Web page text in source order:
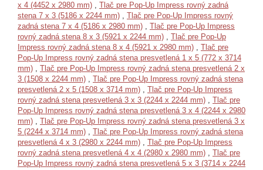
x 4 (4452 x 2980 mm) , Tlač pre Pop-Up Impress rovný zadná
stena 7 x 3 (5186 x 2244 mm) , Tlač pre Pop-Up Impress rovný
zadná stena 7 x 4 (5186 x 2980 mm) , Tlač pre Pop-Up Impress
rovný zadná stena 8 x 3 (5921 x 2244 mm) , Tlač pre Pop-Up
Impress rovný zadná stena 8 x 4 (5921 x 2980 mm) , Tlač pre
Pop-Up Impress rovný zadná stena presvetlená 1 x 5 (772 x 3714
mm) , Tlač pre Pop-Up Impress rovný zadná stena presvetlená 2 x
3 (1508 x 2244 mm) , Tlač pre Pop-Up Impress rovný zadná stena
presvetlená 2 x 5 (1508 x 3714 mm) , Tlač pre Pop-Up Impress
rovný zadná stena presvetlená 3 x 3 (2244 x 2244 mm) , Tlač pre
Pop-Up Impress rovný zadná stena presvetlená 3 x 4 (2244 x 2980
mm) , Tlač pre Pop-Up Impress rovný zadná stena presvetlená 3 x
5 (2244 x 3714 mm) , Tlač pre Pop-Up Impress rovný zadná stena
presvetlená 4 x 3 (2980 x 2244 mm) , Tlač pre Pop-Up Impress
rovný zadná stena presvetlená 4 x 4 (2980 x 2980 mm) , Tlač pre
Pop-Up Impress rovný zadná stena presvetlená 5 x 3 (3714 x 2244